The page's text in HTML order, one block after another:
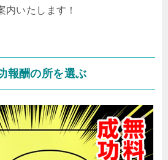
内いたします！
報酬の所を選ぶ